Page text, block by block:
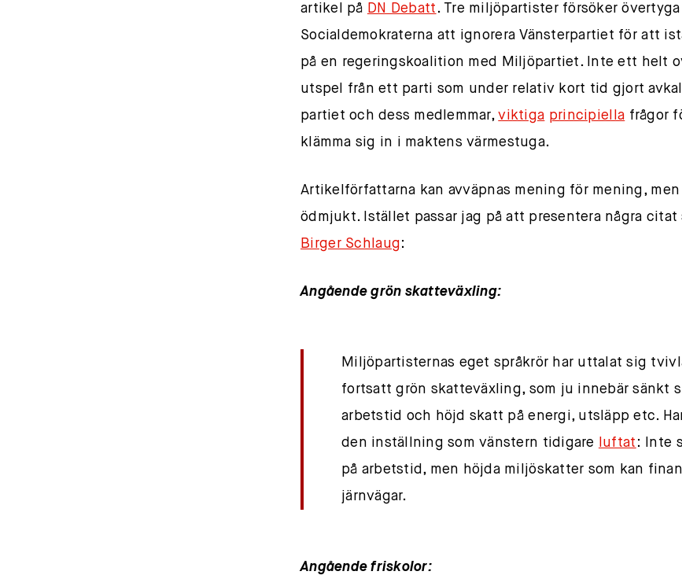
artikel på DN Debatt . Tre miljöpartister försöker övertyga
Socialdemokraterna att ignorera Vänsterpartiet för att
på en regeringskoalition med Miljöpartiet. Inte ett helt
utspel från ett parti som under relativ kort tid gjort
partiet och dess medlemmar,viktiga principiella frågor
klämma sig in i maktens värmestuga.
Artikelförfattarna kan avväpnas mening för mening, men
ödmjukt. Istället passar jag på att presentera några citat
Birger Schlaug:
Angående grön skatteväxling:
Miljöpartisternas eget språkrör har uttalat sig
fortsatt grön skatteväxling, som ju innebär sänkt
arbetstid och höjd skatt på energi, utsläpp etc.
den inställning som vänstern tidigare
luftat : Inte
på arbetstid, men höjda miljöskatter som kan
järnvägar.
Angående friskolor: